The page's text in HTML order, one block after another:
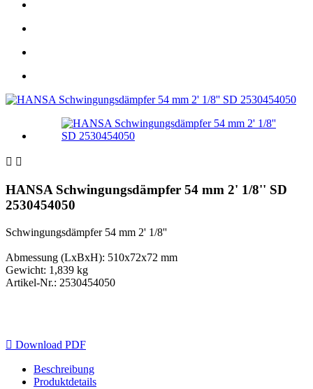
 
HANSA Schwingungsdämpfer 54 mm 2' 1/8'' SD
2530454050
Schwingungsdämpfer 54 mm 2' 1/8''
Abmessung (LxBxH): 510x72x72 mm
Gewicht: 1,839 kg
Artikel-Nr.: 2530454050
 Download PDF
Beschreibung
Produktdetails